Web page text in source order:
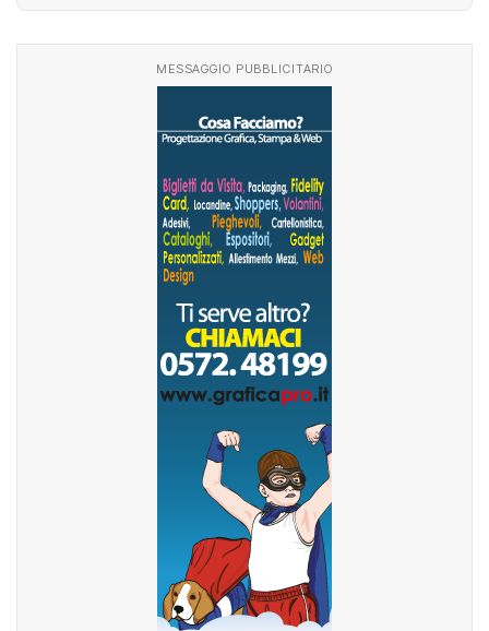
MESSAGGIO PUBBLICITARIO